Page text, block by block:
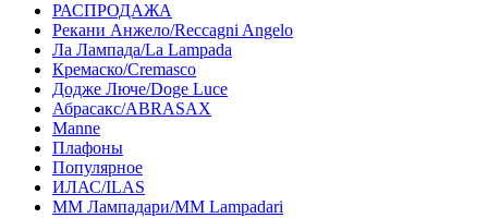
РАСПРОДАЖА
Рекани Анжело/Reccagni Angelo
Ла Лампада/La Lampada
Кремаско/Cremasco
Додже Люче/Doge Luce
Абрасакс/ABRASAX
Manne
Плафоны
Популярное
ИЛАС/ILAS
ММ Лампадари/MM Lampadari